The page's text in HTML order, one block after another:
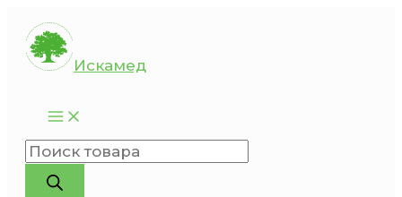
Перейти
содержимому
Искамед
Поиск
товаров